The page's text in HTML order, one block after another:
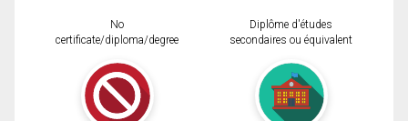
No
certificate/diploma/degree
Diplôme d'études
secondaires ou équivalent